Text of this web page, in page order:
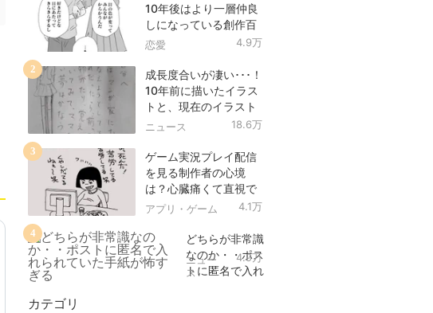
10年後はより一層仲良
しになっている創作百
合！
恋愛 4.9万
成長度合いが凄い･･･！
10年前に描いたイラス
トと、現在のイラスト
を投稿したツイートが
ニュース 18.6万
2
ゲーム実況プレイ配信
を見る制作者の心境
は？心臓痛くて直視で
きなかった！
アプリ・ゲーム 4.1万
3
どちらが非常識
なのか・・ポス
トに匿名で入れ
ニュー
ス
4.9万
4
カテゴリ